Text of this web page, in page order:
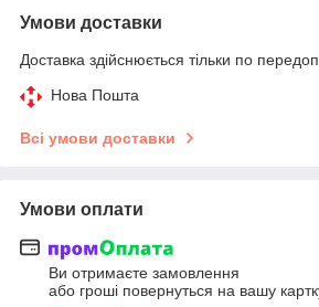
Умови доставки
Доставка здійснюється тільки по
Нова Пошта
Всі умови доставки
Умови оплати
Ви отримаєте замовлення
або гроші повернуться на вашу